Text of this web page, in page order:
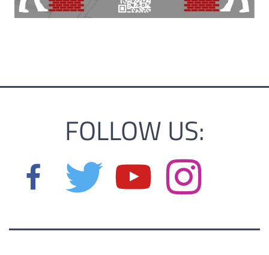
FOLLOW US: